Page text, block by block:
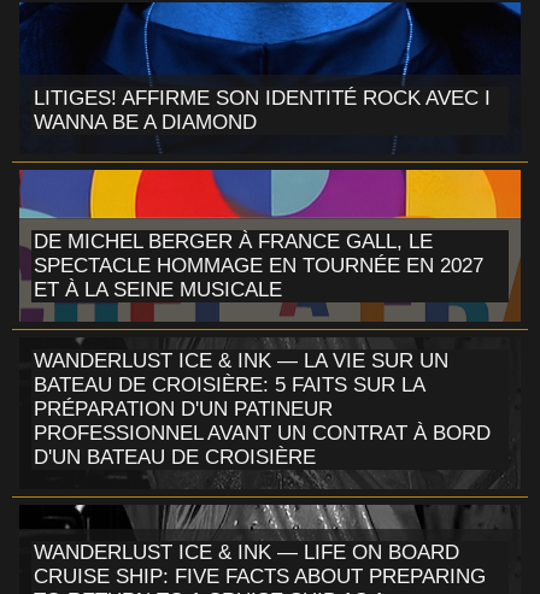
LITIGES! AFFIRME SON IDENTITÉ ROCK AVEC I
WANNA BE A DIAMOND
DE MICHEL BERGER À FRANCE GALL, LE
SPECTACLE HOMMAGE EN TOURNÉE EN 2027
ET À LA SEINE MUSICALE
WANDERLUST ICE & INK — LA VIE SUR UN
BATEAU DE CROISIÈRE: 5 FAITS SUR LA
PRÉPARATION D'UN PATINEUR
PROFESSIONNEL AVANT UN CONTRAT À BORD
D'UN BATEAU DE CROISIÈRE
WANDERLUST ICE & INK — LIFE ON BOARD
CRUISE SHIP: FIVE FACTS ABOUT PREPARING